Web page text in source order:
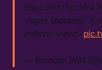
days and the third
vegas shooting" is
million+ views.
— Brandon Wall